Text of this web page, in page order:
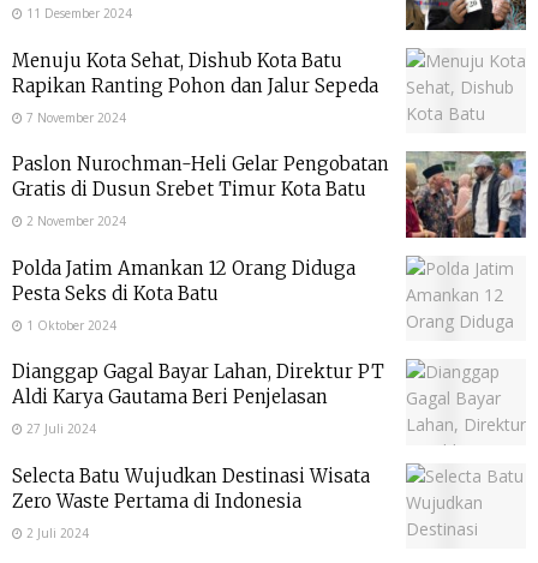
11 Desember 2024
Menuju Kota Sehat, Dishub Kota Batu
Rapikan Ranting Pohon dan Jalur Sepeda
7 November 2024
Paslon Nurochman-Heli Gelar Pengobatan
Gratis di Dusun Srebet Timur Kota Batu
2 November 2024
Polda Jatim Amankan 12 Orang Diduga
Pesta Seks di Kota Batu
1 Oktober 2024
Dianggap Gagal Bayar Lahan, Direktur PT
Aldi Karya Gautama Beri Penjelasan
27 Juli 2024
Selecta Batu Wujudkan Destinasi Wisata
Zero Waste Pertama di Indonesia
2 Juli 2024